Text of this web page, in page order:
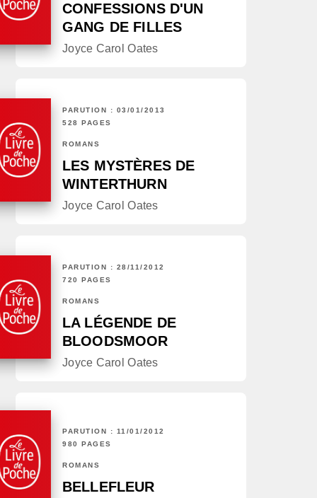
CONFESSIONS D'UN
GANG DE FILLES
Joyce Carol Oates
PARUTION : 03/01/2013
528 PAGES
ROMANS
LES MYSTÈRES DE
WINTERTHURN
Joyce Carol Oates
PARUTION : 28/11/2012
720 PAGES
ROMANS
LA LÉGENDE DE
BLOODSMOOR
Joyce Carol Oates
PARUTION : 11/01/2012
980 PAGES
ROMANS
BELLEFLEUR